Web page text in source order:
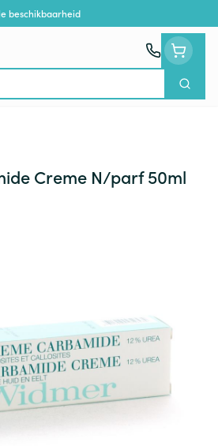
beschikbaarheid
Zoek
Creme N/parf 50ml